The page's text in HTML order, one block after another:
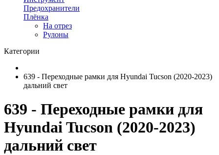
Предохранители
Плёнка
На отрез
Рулоны
Категории
639 - Переходные рамки для Hyundai Tucson (2020-2023)
дальний свет
639 - Переходные рамки для
Hyundai Tucson (2020-2023)
дальний свет